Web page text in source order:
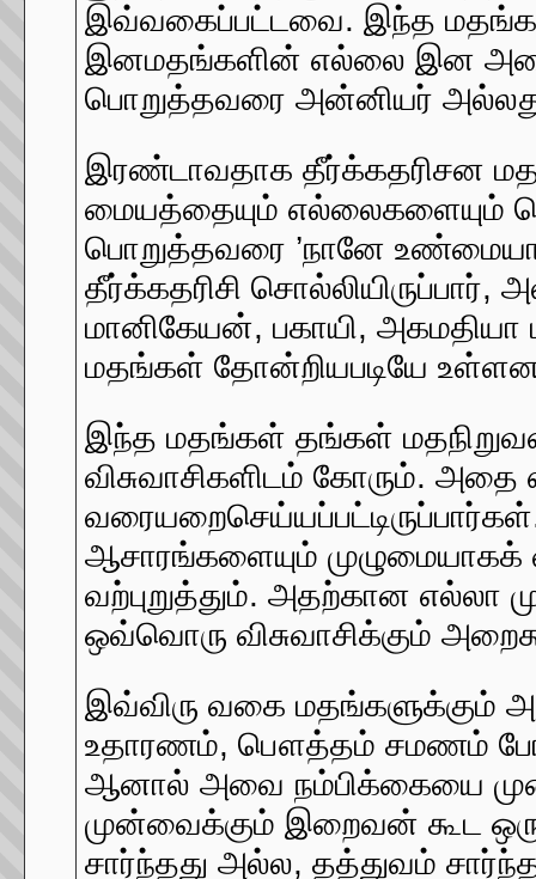
இவ்வகைப்பட்டவை. இந்த
இனமதங்களின் எல்லை இன
பொறுத்தவரை அன்னியர்
இரண்டாவதாக தீர்க்கதரிசன
மையத்தையும் எல்லைகளையும்
பொறுத்தவரை ’நானே
தீர்க்கதரிசி
மானிகேயன், பகாயி,
மதங்கள் தோன்றியபடியே
இந்த மதங்கள் தங்கள்
விசுவாசிகளிடம் கோரும்.
ஆசாரங்களையும்
வற்புறுத்தும். அதற்கான
ஒவ்வொரு விசுவாசிக்கும்
இவ்விரு வகை மதங்களுக்கும்
உதாரணம், பௌத்தம் சமணம்
ஆனால் அவை நம்பிக்கையை
முன்வைக்கும் இறைவன் கூட
சார்ந்தது அல்ல, தத்துவம்